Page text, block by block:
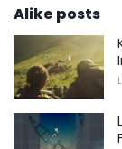
Alike posts